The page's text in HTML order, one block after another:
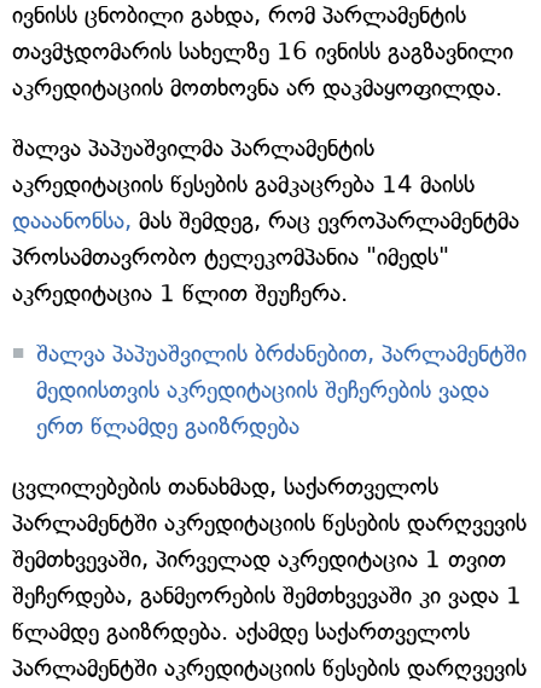
ივნისს ცნობილი გახდა, რომ პარლამენტის
თავმჯდომარის სახელზე 16 ივნისს გაგზავნილი
აკრედიტაციის მოთხოვნა არ დაკმაყოფილდა.
შალვა პაპუაშვილმა პარლამენტის
აკრედიტაციის წესების გამკაცრება 14 მაისს
დააანონსა, მას შემდეგ, რაც ევროპარლამენტმა
პროსამთავრობო ტელეკომპანია "იმედს"
აკრედიტაცია 1 წლით შეუჩერა.
შალვა პაპუაშვილის ბრძანებით, პარლამენტში
მედიისთვის აკრედიტაციის შეჩერების ვადა
ერთ წლამდე გაიზრდება
ცვლილებების თანახმად, საქართველოს
პარლამენტში აკრედიტაციის წესების დარღვევის
შემთხვევაში, პირველად აკრედიტაცია 1 თვით
შეჩერდება, განმეორების შემთხვევაში კი ვადა 1
წლამდე გაიზრდება. აქამდე საქართველოს
პარლამენტში აკრედიტაციის წესების დარღვევის